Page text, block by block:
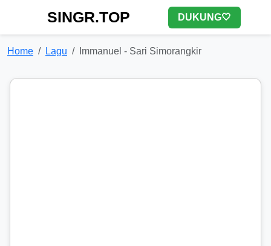
SINGR.TOP DUKUNG🤍
Home Lagu Immanuel - Sari Simorangkir